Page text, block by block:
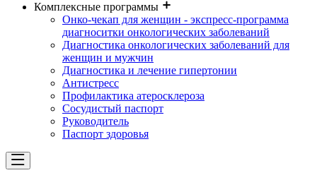
Комплексные программы
Онко-чекап для женщин - экспресс-программа
диагноситки онкологических заболеваний
Диагностика онкологических заболеваний для
женщин и мужчин
Диагностика и лечение гипертонии
Антистресс
Профилактика атеросклероза
Сосудистый паспорт
Руководитель
Паспорт здоровья